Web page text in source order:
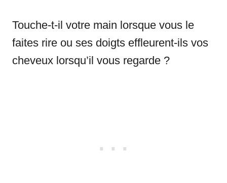
Touche-t-il votre main lorsque vous le
faites rire ou ses doigts effleurent-ils vos
cheveux lorsqu’il vous regarde ?